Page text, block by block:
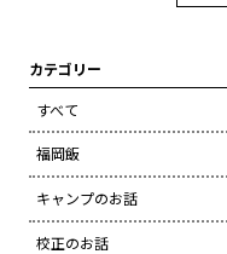
カテゴリー
すべて
福岡飯
キャンプのお話
校正のお話